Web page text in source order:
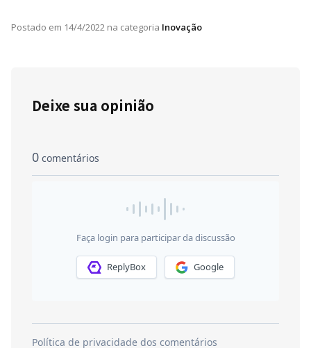
Postado em 14/4/2022 na categoria Inovação
Deixe sua opinião